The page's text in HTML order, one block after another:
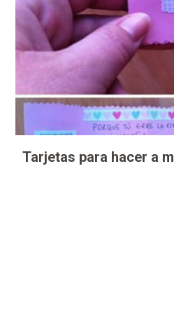
Tarjetas para hacer a